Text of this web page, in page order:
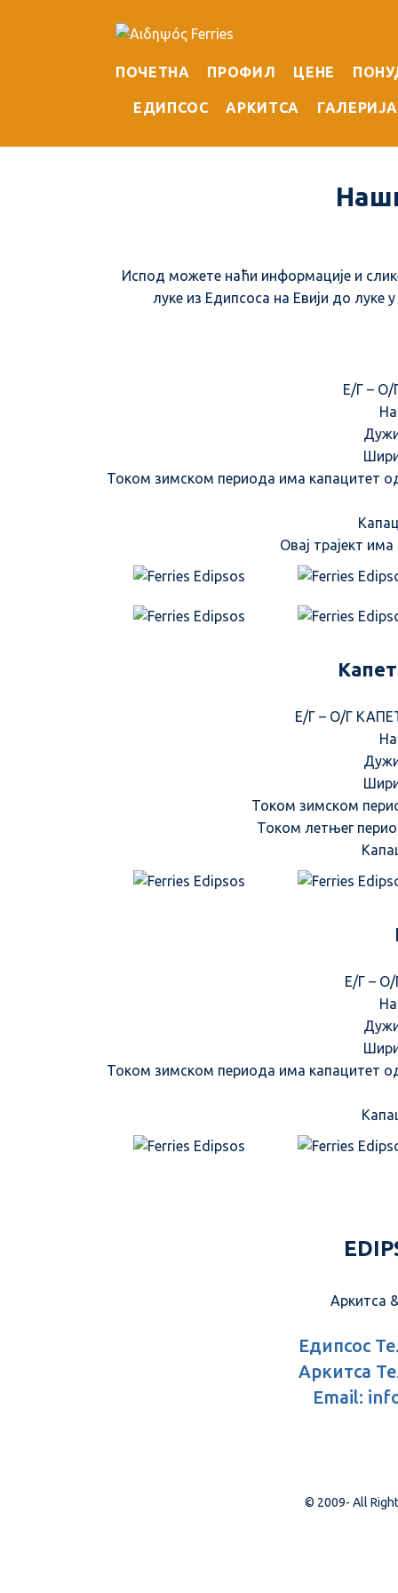
ПОЧЕТНА ПРОФИЛ ЦЕНЕ
ЕДИПСОС АРКИТСА ГАЛЕРИЈА
Испод можете наћи информације и
луке из Едипсоса на Евији до
Ε/Γ – Ο/
Током зимском периода има капацитет
Овај трајект
Ε/Γ – Ο/Γ
Током зимском
Током летњег
Ε/Γ –
Током зимском периода има капацитет
Аркитса
Едипсос
Аркитса
Email:
© 2009- All